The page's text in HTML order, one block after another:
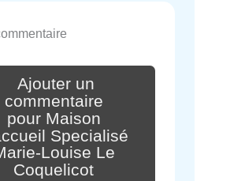
Ajouter un
commentaire
pour Maison
Specialisé
Louise Le
Coquelicot